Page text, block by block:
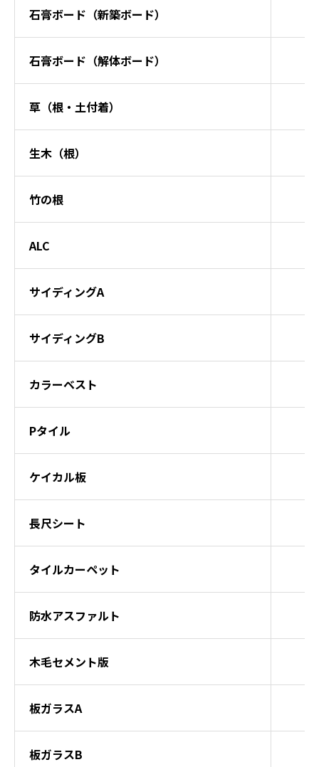
石膏ボード（新築ボード）
石膏ボード（解体ボード）
草（根・土付着）
生木（根）
竹の根
ALC
サイディングA
サイディングB
カラーベスト
Pタイル
ケイカル板
長尺シート
タイルカーペット
防水アスファルト
木毛セメント版
板ガラスA
板ガラスB